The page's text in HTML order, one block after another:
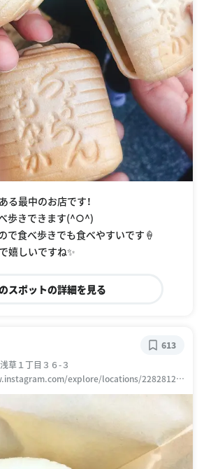
る最中のお店です！
歩きできます(^○^)
で食べ歩きでも食べやすいです🍦
嬉しいですね✨
スポットの詳細を見る
草１丁目３６-３
explore/locations/22828129
613